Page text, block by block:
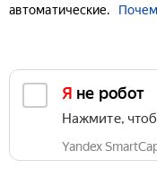
автоматические.
Я не робот
Нажмите,
Yandex